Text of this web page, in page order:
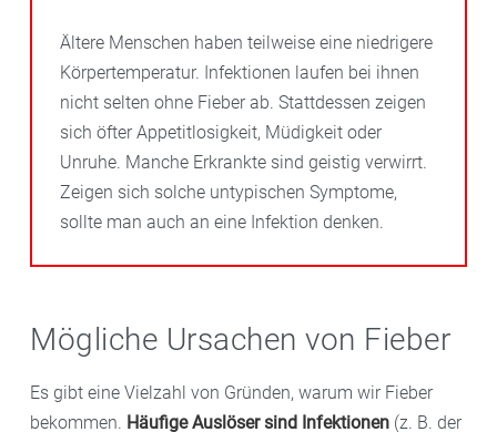
Ältere Menschen haben teilweise eine niedrigere
Körpertemperatur. Infektionen laufen bei ihnen
nicht selten ohne Fieber ab. Stattdessen zeigen
sich öfter Appetitlosigkeit, Müdigkeit oder
Unruhe. Manche Erkrankte sind geistig verwirrt.
Zeigen sich solche untypischen Symptome,
sollte man auch an eine Infektion denken.
Mögliche Ursachen von Fieber
Es gibt eine Vielzahl von Gründen, warum wir Fieber
bekommen. Häufige Auslöser sind Infektionen (z. B. der